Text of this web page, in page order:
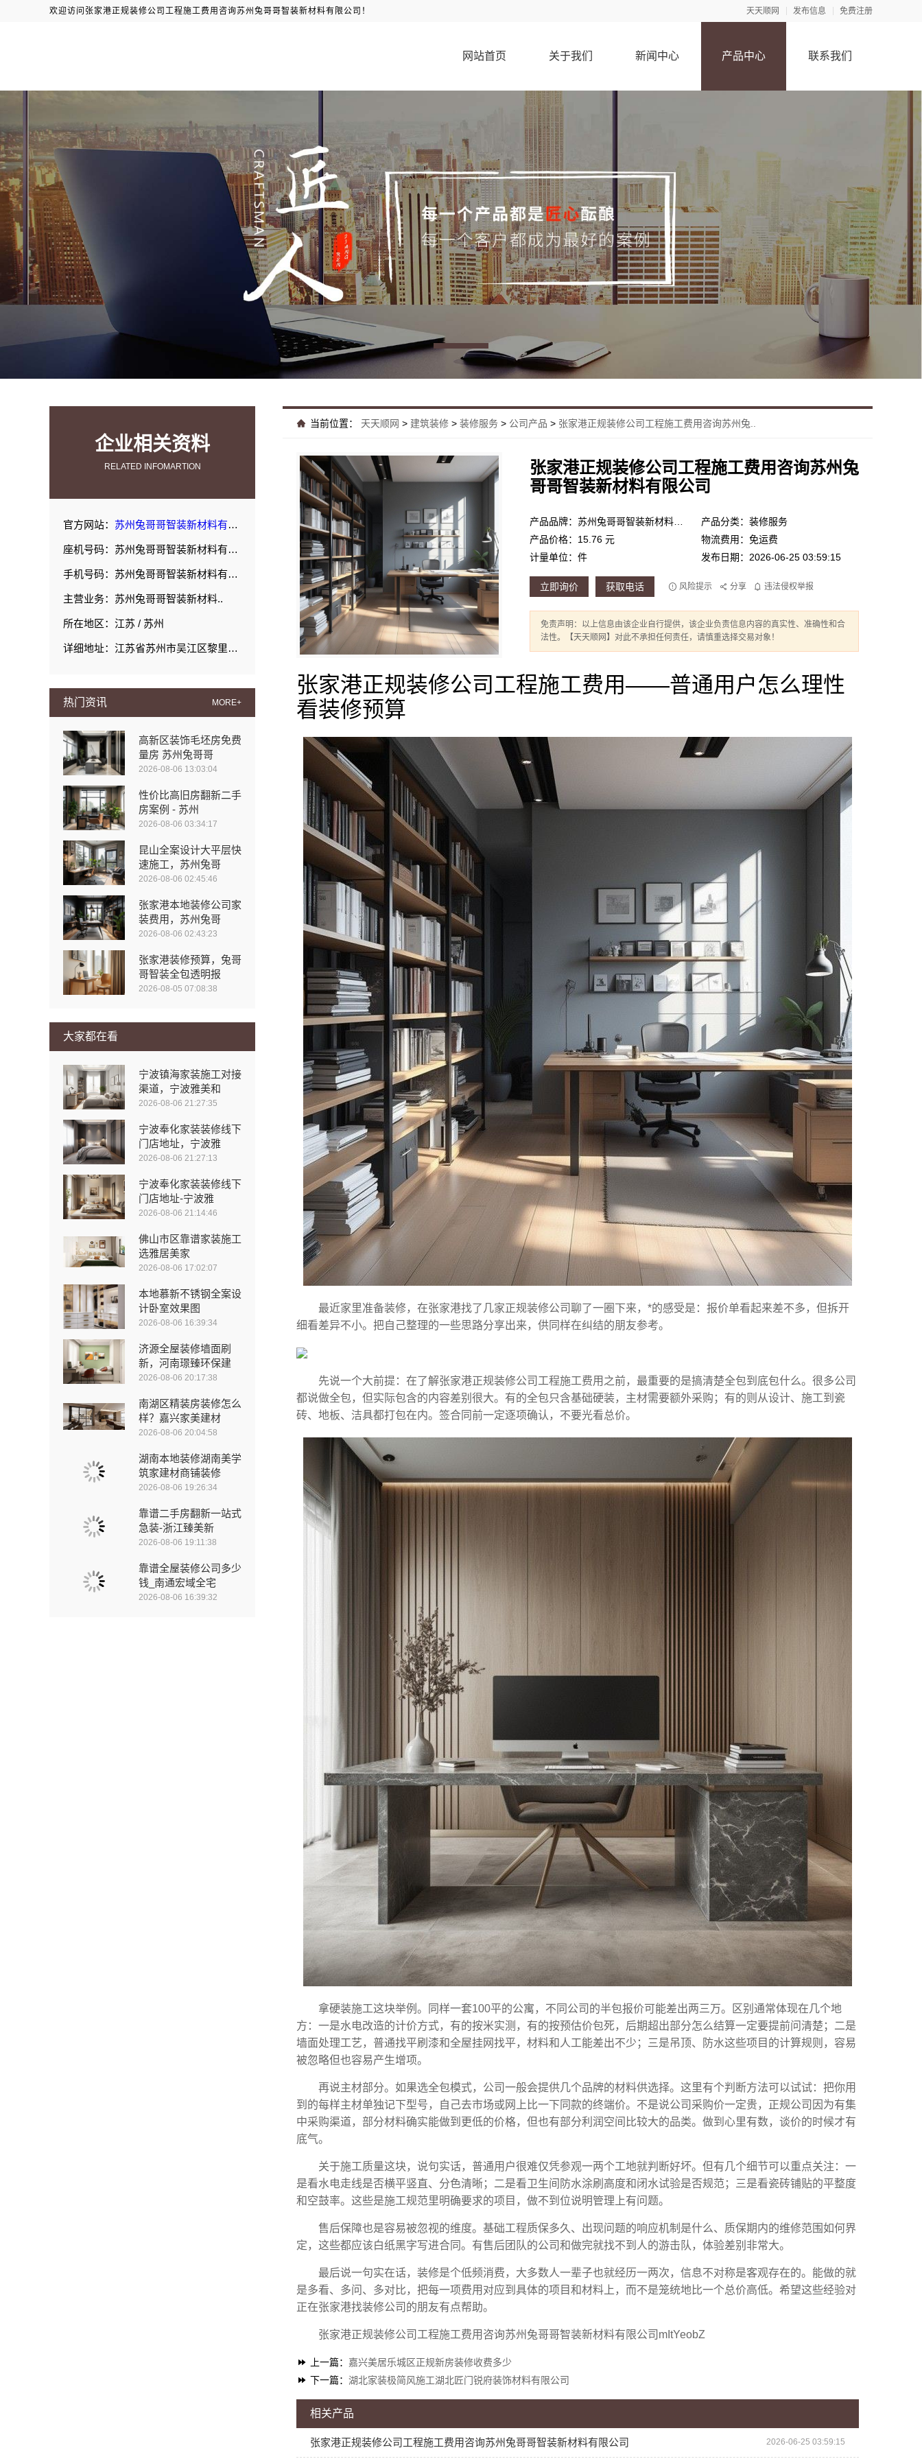
欢迎访问张家港正规装修公司工程施工费用咨询苏州兔哥哥智装新材料有限公司！ 天天顺网 发布信息 免费注册
网站首页 关于我们 新闻中心 产品中心 联系我们
企业相关资料
RELATED INFOMARTION
官方网站： 苏州兔哥哥智装新材料有限公司
座机号码：苏州兔哥哥智装新材料有限公司
手机号码：苏州兔哥哥智装新材料有限公司
主营业务：苏州兔哥哥智装新材料..
所在地区：江苏 / 苏州
详细地址：江苏省苏州市吴江区黎里镇丹玲圩路19号
热门资讯 MORE+
高新区装饰毛坯房免费
量房 苏州兔哥哥
2026-08-06 13:03:04
性价比高旧房翻新二手
房案例 - 苏州
2026-08-06 03:34:17
昆山全案设计大平层快
速施工，苏州兔哥
2026-08-06 02:45:46
张家港本地装修公司家
装费用，苏州兔哥
2026-08-06 02:43:23
张家港装修预算，兔哥
哥智装全包透明报
2026-08-05 07:08:38
大家都在看
宁波镇海家装施工对接
渠道，宁波雅美和
2026-08-06 21:27:35
宁波奉化家装装修线下
门店地址，宁波雅
2026-08-06 21:27:13
宁波奉化家装装修线下
门店地址-宁波雅
2026-08-06 21:14:46
佛山市区靠谱家装施工
选雅居美家
2026-08-06 17:02:07
本地慕新不锈钢全案设
计卧室效果图
2026-08-06 16:39:34
济源全屋装修墙面刷
新，河南璟臻环保建
2026-08-06 20:17:38
南湖区精装房装修怎么
样？嘉兴家美建材
2026-08-06 20:04:58
湖南本地装修湖南美学
筑家建材商铺装修
2026-08-06 19:26:34
靠谱二手房翻新一站式
急装-浙江臻美新
2026-08-06 19:11:38
靠谱全屋装修公司多少
钱_南通宏域全宅
2026-08-06 16:39:32
当前位置： 天天顺网 > 建筑装修 > 装修服务 > 公司产品 > 张家港正规装修公司工程施工费用咨询苏州兔..
张家港正规装修公司工程施工费用咨询苏州兔
哥哥智装新材料有限公司
产品分类：装修服务
产品价格：15.76 元
物流费用：免运费
计量单位：件
发布日期：2026-06-25 03:59:15
立即询价 获取电话 风险提示 分享 违法侵权举报
免责声明：以上信息由该企业自行提供，该企业负责信息内容的真实性、准确性和合
法性。【天天顺网】对此不承担任何责任，请慎重选择交易对象！
张家港正规装修公司工程施工费用——普通用户怎么理性
看装修预算
最近家里准备装修，在张家港找了几家正规装修公司聊了一圈下来，*的感受是：报价单看起来差不多，但拆开
细看差异不小。把自己整理的一些思路分享出来，供同样在纠结的朋友参考。
先说一个大前提：在了解张家港正规装修公司工程施工费用 之前，最重要的是搞清楚全包到底包什么。很多公司
都说做全包，但实际包含的内容差别很大。有的全包只含基础硬装，主材需要额外采购；有的则从设计、施工到瓷
砖、地板、洁具都打包在内。签合同前一定逐项确认，不要光看总价。
拿硬装施工这块举例。同样一套100平的公寓，不同公司的半包报价可能差出两三万。区别通常体现在几个地
方：一是水电改造的计价方式，有的按米实测，有的按预估价包死，后期超出部分怎么结算一定要提前问清楚；二是
墙面处理工艺，普通找平刷漆和全屋挂网找平，材料和人工能差出不少；三是吊顶、防水这些项目的计算规则，容易
被忽略但也容易产生增项。
再说主材部分。如果选全包模式，公司一般会提供几个品牌的材料供选择。这里有个判断方法可以试试：把你用
到的每样主材单独记下型号，自己去市场或网上比一下同款的终端价。不是说公司采购价一定贵，正规公司因为有集
中采购渠道，部分材料确实能做到更低的价格，但也有部分利润空间比较大的品类。做到心里有数，谈价的时候才有
底气。
关于施工质量这块，说句实话，普通用户很难仅凭参观一两个工地就判断好坏。但有几个细节可以重点关注：一
是看水电走线是否横平竖直、分色清晰；二是看卫生间防水涂刷高度和闭水试验是否规范；三是看瓷砖铺贴的平整度
和空鼓率。这些是施工规范里明确要求的项目，做不到位说明管理上有问题。
售后保障也是容易被忽视的维度。基础工程质保多久、出现问题的响应机制是什么、质保期内的维修范围如何界
定，这些都应该白纸黑字写进合同。有售后团队的公司和做完就找不到人的游击队，体验差别非常大。
最后说一句实在话，装修是个低频消费，大多数人一辈子也就经历一两次，信息不对称是客观存在的。能做的就
是多看、多问、多对比，把每一项费用对应到具体的项目和材料上，而不是笼统地比一个总价高低。希望这些经验对
正在张家港找装修公司的朋友有点帮助。
张家港正规装修公司工程施工费用咨询苏州兔哥哥智装新材料有限公司mItYeobZ
上一篇： 嘉兴美居乐城区正规新房装修收费多少
下一篇： 湖北家装极简风施工湖北匠门锐府装饰材料有限公司
相关产品
张家港正规装修公司工程施工费用咨询苏州兔哥哥智装新材料有限公司 2026-06-25 03:59:15